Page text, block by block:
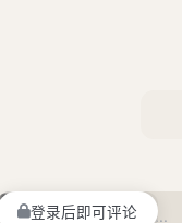
登录后即可评论